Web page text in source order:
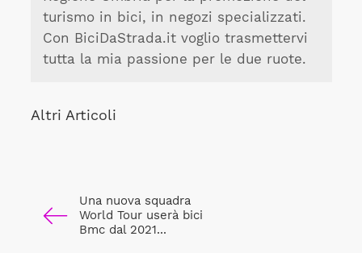
turismo in bici, in negozi specializzati.
Con BiciDaStrada.it voglio trasmettervi
tutta la mia passione per le due ruote.
Altri Articoli
Una nuova squadra
World Tour userà bici
Bmc dal 2021...